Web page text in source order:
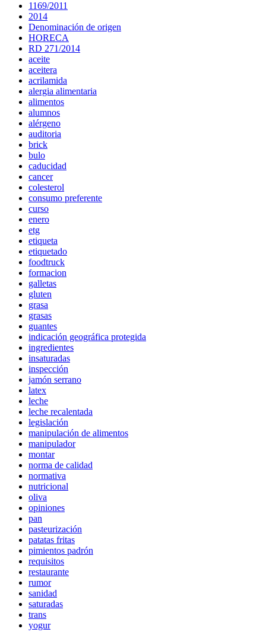
1169/2011
2014
Denominación de origen
HORECA
RD 271/2014
aceite
aceitera
acrilamida
alergia alimentaria
alimentos
alumnos
alérgeno
auditoria
brick
bulo
caducidad
cancer
colesterol
consumo preferente
curso
enero
etg
etiqueta
etiquetado
foodtruck
formacion
galletas
gluten
grasa
grasas
guantes
indicación geográfica protegida
ingredientes
insaturadas
inspección
jamón serrano
latex
leche
leche recalentada
legislación
manipulación de alimentos
manipulador
montar
norma de calidad
normativa
nutricional
oliva
opiniones
pan
pasteurización
patatas fritas
pimientos padrón
requisitos
restaurante
rumor
sanidad
saturadas
trans
yogur